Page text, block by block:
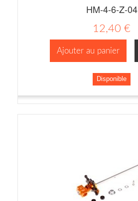
HM-4-6-Z-04
12,40 €
Ajouter au panier
Disponible